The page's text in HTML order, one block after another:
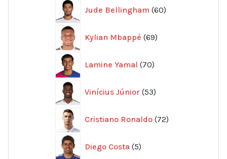
Jude Bellingham 60
produkter
Kylian Mbappé 69
produkter
Lamine Yamal 70
produkter
Vinícius Júnior 53
produkter
Cristiano Ronaldo 72
produkter
Diego Costa 5
produkter